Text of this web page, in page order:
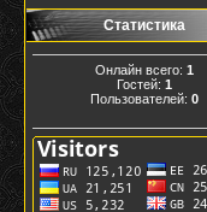
Статистика
Онлайн всего: 1
Гостей: 1
Пользователей: 0